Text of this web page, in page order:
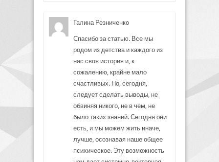
Галина Резниченко
Спасибо за статью. Все мы
родом из детства и каждого из
нас своя история и, к
сожалению, крайне мало
счастливых. Но, сегодня,
следует сделать выводы, не
обвиняя никого, не в чем, не
было таких знаний. Сегодня они
есть, и мы можем жить иначе,
лучше, осознавая наше общее
психическое. Эту возможность